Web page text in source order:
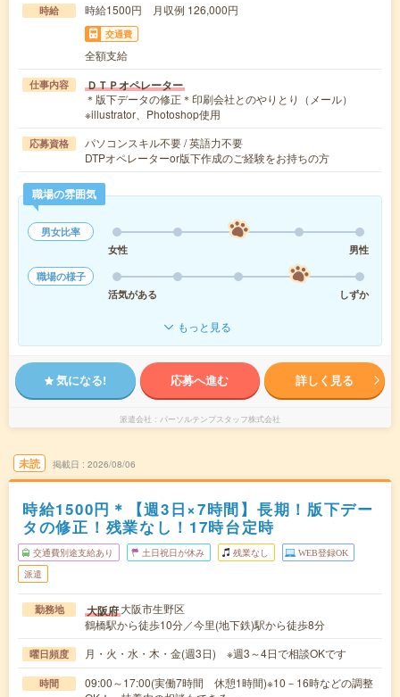
時給 時給1500円 月収例 126,000円
交通費
全額支給
仕事内容 ＤＴＰオペレーター
＊版下データの修正＊印刷会社とのやりとり（メール）
※illustrator、Photoshop使用
応募資格
パソコンスキル不要 / 英語力不要
DTPオペレーターor版下作成のご経験をお持ちの方
職場の雰囲気
男女比率
女性
男性
職場の様子
活気がある
しずか
もっと見る
気になる! 応募へ進む 詳しく見る
派遣会社 パーソルテンプスタッフ株式会社
未読 掲載日 2026/08/06
時給1500円＊【週3日×7時間】長期！版下デー
タの修正！残業なし！17時台定時
交通費別途支給あり 土日祝日が休み 残業なし WEB登録OK
派遣
勤務地 大阪府大阪市生野区
鶴橋駅から徒歩10分／今里(地下鉄)駅から徒歩8分
曜日頻度 月・火・水・木・金(週3日) ※週3～4日で相談OKです
時間
09:00～17:00(実働7時間 休憩1時間)※10－16時などの調整